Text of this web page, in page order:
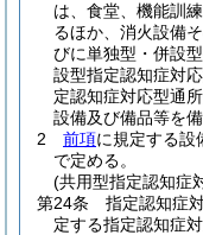
は、食堂、機能訓
るほか、消火設備
びに単独型・併設
設型指定認知症対
定認知症対応型通
設備及び備品等を
2
前項に規定する設
で定める。
(共用型指定認知症
第24条
指定認知症
定する指定認知症